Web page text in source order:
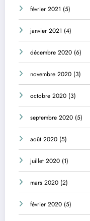
février 2021 (5)
janvier 2021 (4)
décembre 2020 (6)
novembre 2020 (3)
octobre 2020 (3)
septembre 2020 (5)
août 2020 (5)
juillet 2020 (1)
mars 2020 (2)
février 2020 (5)